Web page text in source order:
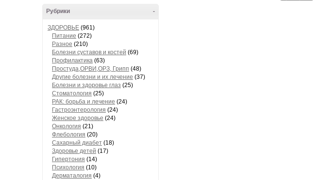
-
Рубрики
ЗДОРОВЬЕ (961)
Питание (272)
Разное (210)
Болезни суставов и костей (69)
Профилактика (63)
Простуда,ОРВИ,ОРЗ, Грипп (48)
Другие болезни и их лечение (37)
Болезни и здоровье глаз (25)
Стоматология (25)
РАК: борьба и лечение (24)
Гастроэнтерология (24)
Женское здоровье (24)
Онкология (21)
Флебология (20)
Сахарный диабет (18)
Здоровье детей (17)
Гипертония (14)
Психология (10)
Дерматалогия (4)